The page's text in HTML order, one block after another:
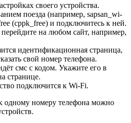
своего устройства.
поезда (например, sapsan_wi-
(cppk_free) и подключитесь к ней.
на любом сайт, например,
идентификационная страница,
свой номер телефона.
смс с кодом. Укажите его в
странице.
подключится к Wi-Fi.
одному номеру телефона можно